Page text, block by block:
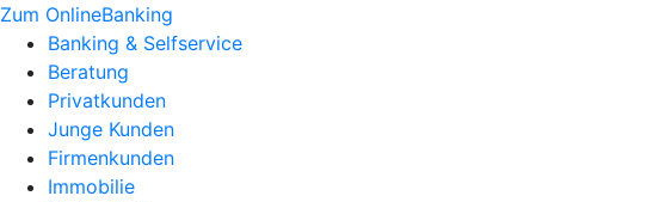
Zum OnlineBanking
Banking & Selfservice
Beratung
Privatkunden
Junge Kunden
Firmenkunden
Immobilie